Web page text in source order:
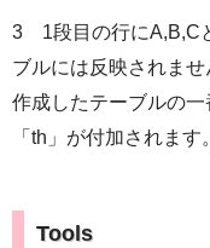
3 1段目の行にA,B,C
ブルには反映されま
作成したテーブルの一
「th」が付加されます。
Tools